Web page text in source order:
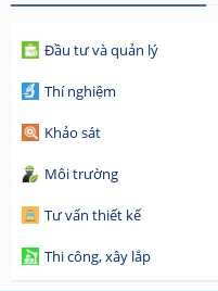
Đầu tư và quản lý
Thí nghiệm
Khảo sát
Môi trường
Tư vấn thiết kế
Thi công, xây lắp